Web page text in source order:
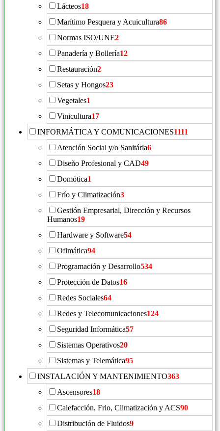
Lácteos18
Marítimo Pesquera y Acuicultura86
Normas ISO/UNE2
Panadería y Bollería12
Restauración2
Setas y Hongos23
Vegetales1
Vinicultura17
INFORMÁTICA Y COMUNICACIONES1111
Atención Social y/o Sanitária6
Diseño Profesional y CAD49
Domótica1
Frío y Climatización3
Gestión Empresarial, Dirección y Recursos
Humanos19
Hardware y Software54
Ofimática94
Programación y Desarrollo534
Protección de Datos16
Redes Sociales64
Redes y Telecomunicaciones124
Seguridad Informática57
Sistemas Operativos20
Sistemas y Telemática95
INSTALACIÓN Y MANTENIMIENTO363
Ascensores18
Calefacción, Frio, Climatización y ACS90
Distribución de Fluidos9